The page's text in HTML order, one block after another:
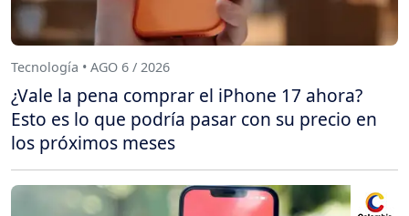
Tecnología • AGO 6 / 2026
¿Vale la pena comprar el iPhone 17 ahora?
Esto es lo que podría pasar con su precio en
los próximos meses